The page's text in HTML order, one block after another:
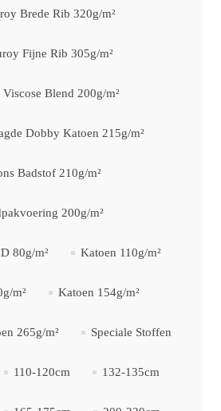
Brede Rib 320g/m²
Fijne Rib 305g/m²
Blend 200g/m²
Dobby Katoen 215g/m²
Badstof 210g/m²
200g/m²
80g/m² Katoen 110g/m²
m² Katoen 154g/m²
265g/m² Speciale Stoffen
110-120cm 132-135cm